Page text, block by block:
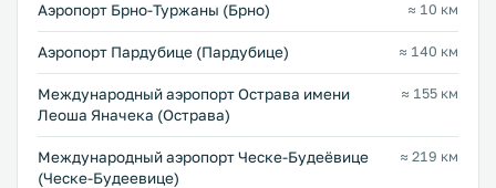
Аэропорт Брно-Туржаны (Брно) ≈ 10 км
Аэропорт Пардубице (Пардубице) ≈ 140 км
Международный аэропорт Острава имени
Леоша Яначека (Острава)
≈ 155 км
Международный аэропорт Ческе-Будеёвице
(Ческе-Будеевице)
≈ 219 км